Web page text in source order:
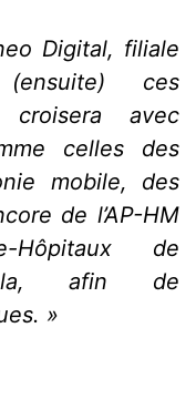
Digital, filiale
(ensuite) ces
avec
celles des
mobile, des
de l’AP-HM
Hôpitaux de
afin de
»